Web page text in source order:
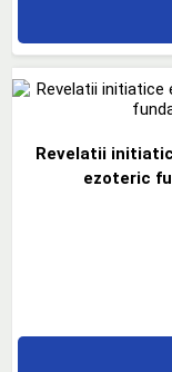
Revelatii
ezoteric